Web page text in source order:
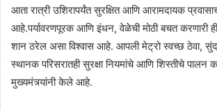
आता रात्री उशिरापर्यंत सुरक्षित आणि आरामदायक
आहे.पर्यावरणपूरक आणि इंधन, वेळेची मोठी बचत करणारी
शान ठरेल असा विश्वास आहे. आपली मेट्रो स्वच्छ ठेवा,
स्थानक परिसरातही सुरक्षा नियमांचे आणि शिस्तीचे पालन
मुख्यमंत्र्यांनी केले आहे.